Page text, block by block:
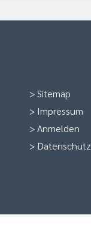
>Sitemap
> Impressum
>Anmelden
> Datenschutz